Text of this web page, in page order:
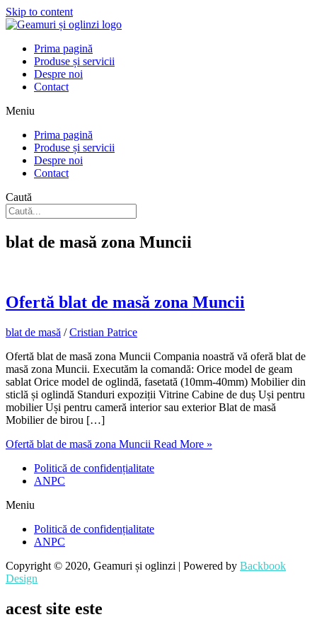
Skip to content
Prima pagină
Produse și servicii
Despre noi
Contact
Meniu
Prima pagină
Produse și servicii
Despre noi
Contact
Caută
blat de masă zona Muncii
Ofertă blat de masă zona Muncii
blat de masă /Cristian Patrice
Ofertă blat de masă zona Muncii Compania noastră vă oferă blat de
masă zona Muncii. Executăm la comandă: Orice model de geam
sablat Orice model de oglindă, fasetată (10mm-40mm) Mobilier din
sticlă și oglindă Standuri expoziții Vitrine Cabine de duș Uși pentru
mobilier Uși pentru cameră interior sau exterior Blat de masă
Mobilier de birou […]
Ofertă blat de masă zona Muncii Read More »
Politică de confidențialitate
ANPC
Meniu
Politică de confidențialitate
ANPC
Copyright © 2020, Geamuri și oglinzi | Powered by Backbook
Design
acest site este